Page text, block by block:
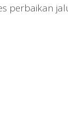
perbaikan